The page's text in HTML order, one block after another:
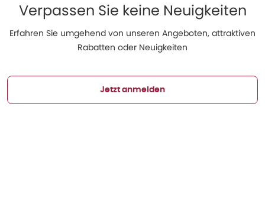
Verpassen Sie keine Neuigkeiten
Erfahren Sie umgehend von unseren Angeboten, attraktiven
Rabatten oder Neuigkeiten
Jetzt anmelden